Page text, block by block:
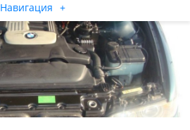
Навигация +